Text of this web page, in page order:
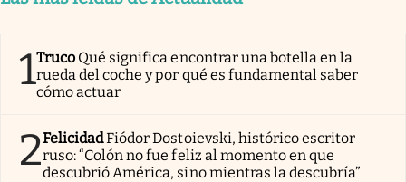
1Truco Qué significa encontrar una botella en la
rueda del coche y por qué es fundamental saber
cómo actuar
2FelicidadFiódor Dostoievski, histórico escritor
ruso: “Colón no fue feliz al momento en que
descubrió América, sino mientras la descubría”